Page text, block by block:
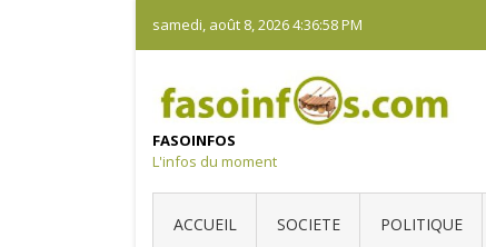
content
samedi, août 8, 20264:36:59 PM
FASOINFOS
L'infos du moment
ACCUEIL SOCIETE POLITIQUE